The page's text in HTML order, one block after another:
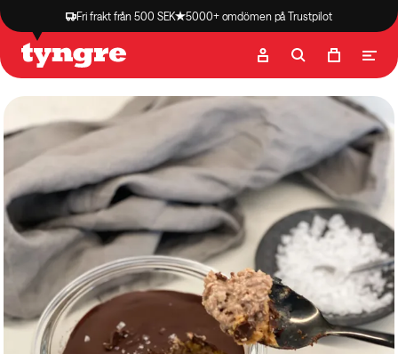
Fri frakt från 500 SEK 5000+ omdömen på Trustpilot
Butik Recept